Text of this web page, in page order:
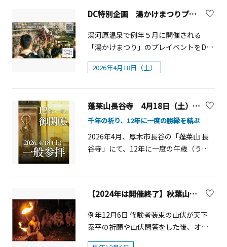
(はまかた)と陸方(おかかた)に分かれて
左義長前の数日間は、下町通り等の御
仮屋に子どもたちが籠り、太鼓をたた
くなどして賑やかに過ごします。地元
の人々は、道祖神(セエノカミ)さんにお
参り(ナナトコマイリ)をします。
（日）■時間：13：00～15：50（予
無料※手話通訳あり ■ 第一部 特別法
話（13：20～）テーマ：「迷わない生
き方のために」～心を照らす禅の智慧
～講師：千葉公慈（ちば こうじ）老師
宝林寺住職。東北福祉大学学長。大本
山永平寺公開講座講師。著書やメディ
ア出演も多数。 ■ 第二部 講演会
（15：00～）講師：ダメじゃん小出氏
（鉄道語り芸人・エンターテイナー）
伊豆箱根鉄道にまつわるお話をたっぷ
大雄山線開業100周年 特別企画大祭と
ズの販売やイベントを実施します。 ※
内容は変更となる場合がございます。
あらかじめご了承ください。
DC特別企画 湯かけまつりプレイベント「You got water fes!! （湯河原フェス）」
湯河原温泉で例年５月に開催される
「湯かけまつり」のプレイベントをDC
特別で４月18日（土）に開催します！
温泉街を練り歩く神輿にむかって温泉
担ぎ」などの日本文化体験を、本番の
お祭りに先がけて、万葉公園内で体験
できます。ぜひこの機会に、「湯か
け」を気軽に楽しんでみましょう！
湯河原駅からバス約９分＋徒歩す
テラス前（受付） ・料金：4,000円
（税込）※当日受付にてお支払いくだ
さい。 （体験料／温浴施設利用料
2026年4月18日（土）
蓬莱山長谷寺 4月18日（土）「12年に一度のご開帳」【厚木市】
千年の祈り、12年に一度の勝縁を結ぶ
2026年4月、厚木市長谷の「蓬莱山 長
谷寺」にて、12年に一度の午歳（うま
最も深まる貴重な機会です。昭和27年
の大火を奇跡的に切り抜けた「不屈の
観音様」の御心に触れ、千年の歴史が
息づく境内へ足を運んでみませんか。
【2024年は開催終了】秋葉山量覚院 火防祭【小田原】
例年12月6日 修験者装束の山伏が天下
泰平の祈願や山伏問答をした後、オキ
の火の上を渡る「火渡り」の儀式が行